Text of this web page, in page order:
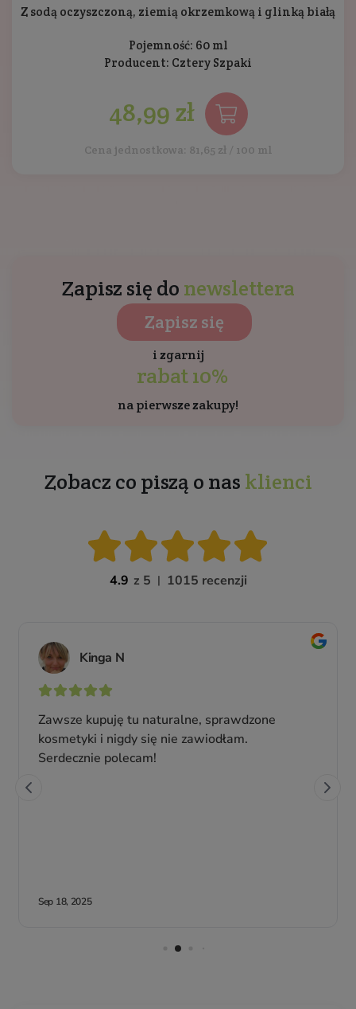
Z sodą oczyszczoną, ziemią okrzemkową i glinką białą
Pojemność: 60 ml
Producent: Cztery Szpaki
48,99 zł
Cena jednostkowa: 81,65 zł / 100 ml
Zapisz się do newslettera
Zapisz się
i zgarnij
rabat 10%
na pierwsze zakupy!
Zobacz co piszą o nas klienci